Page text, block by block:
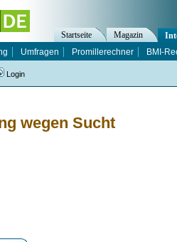
wegen Sucht
Startseite Magazin
Umfragen Promillerechner BMI-
Login